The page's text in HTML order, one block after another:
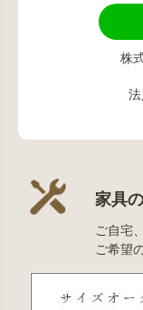
株
家具の
ご自宅
ご希望